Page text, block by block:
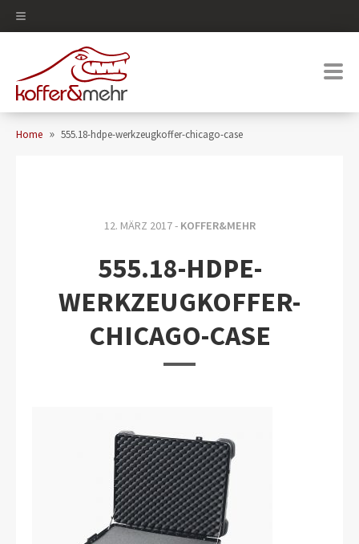
Home » 555.18-hdpe-werkzeugkoffer-chicago-case
12. MÄRZ 2017 - KOFFER&MEHR
555.18-HDPE-
WERKZEUGKOFFER-
CHICAGO-CASE